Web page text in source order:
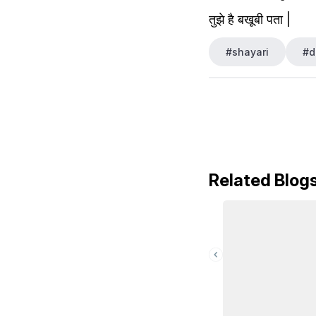
तुझे है बखूबी पता |
#shayari
Related